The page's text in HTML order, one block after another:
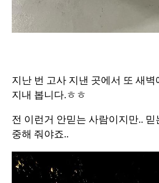
지난 번 고사 지낸 곳에서 또 새
지내 봅니다.ㅎㅎ
전 이런거 안믿는 사람이지만..
중해 줘야죠..